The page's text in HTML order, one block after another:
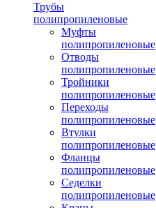
Трубы
полипропиленовые
Муфты
полипропиленовые
Отводы
полипропиленовые
Тройники
полипропиленовые
Переходы
полипропиленовые
Втулки
полипропиленовые
Фланцы
полипропиленовые
Седелки
полипропиленовые